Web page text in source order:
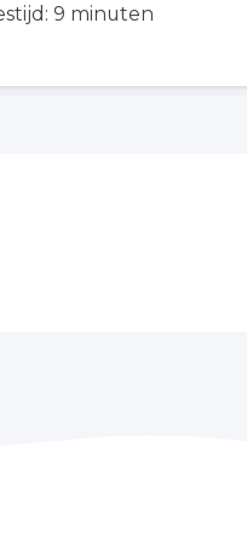
9 minuten